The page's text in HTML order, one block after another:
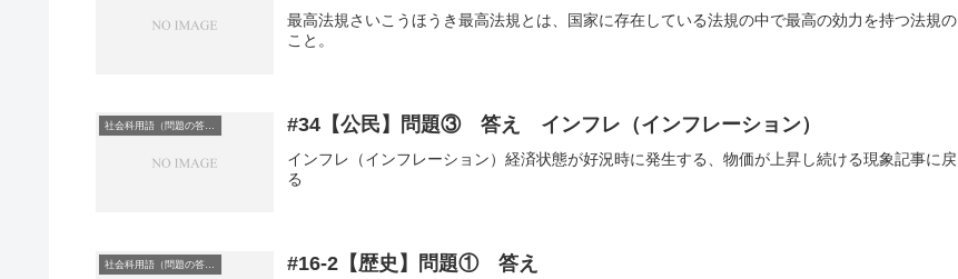
最高法規さいこうほうき最高法規とは、国家に存在している法規の中で最高の効力を持つ法規の
こと。
社会科用語（問題の答え） #34【公民】問題③ 答え インフレ（インフレーション）
インフレ（インフレーション）経済状態が好況時に発生する、物価が上昇し続ける現象記事に戻
る
#16-2【歴史】問題① 答え